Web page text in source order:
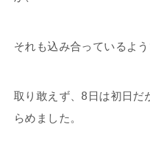
それも込み合っているよ
取り敢えず、8日は初日だ
らめました。